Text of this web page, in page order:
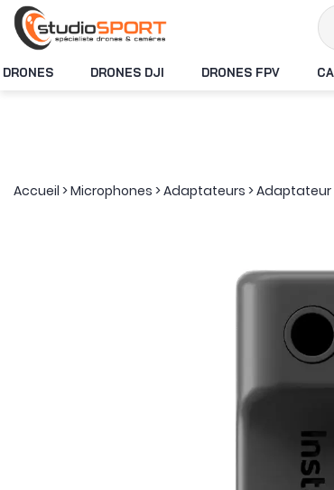
Stock en
DRONES DRONES DJI DRONES FPV
Accueil >Microphones >Adaptateurs >Adaptateur